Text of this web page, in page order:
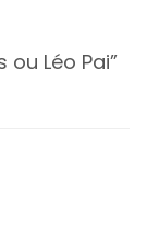
ou Léo Pai”